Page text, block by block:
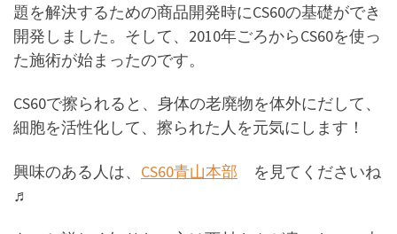
題を解決するための商品開発時にCS60の基礎ができ
開発しました。そして、2010年ごろからCS60を使っ
た施術が始まったのです。
CS60で擦られると、身体の老廃物を体外にだして、
細胞を活性化して、擦られた人を元気にします！
興味のある人は、 CS60青山本部 を見てくださいね
♬